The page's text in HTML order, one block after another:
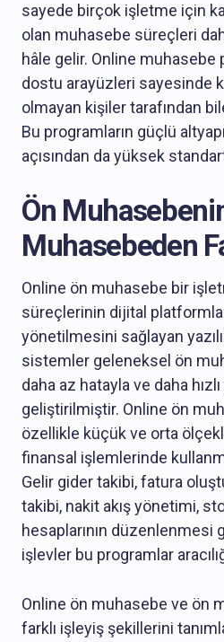
sayede birçok işletme için
olan muhasebe süreçleri
hâle gelir. Online muhasebe
dostu arayüzleri sayesinde
olmayan kişiler tarafından
Bu programların güçlü
açısından da yüksek
Ön
Muhasebeden
Online ön muhasebe bir
süreçlerinin dijital
yönetilmesini sağlayan
sistemler geleneksel ön
daha az hatayla ve daha
geliştirilmiştir. Online ön
özellikle küçük ve orta
finansal işlemlerinde
Gelir gider takibi, fatura
takibi, nakit akış yönetimi,
hesaplarının düzenlenmesi
işlevler bu programlar
Online ön muhasebe ve ön
farklı işleyiş şekillerini